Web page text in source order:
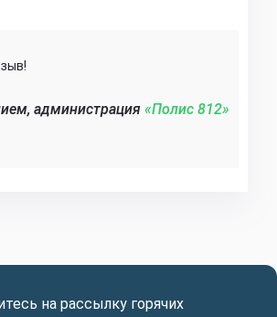
администрация «Полис 812»‎
на рассылку горячих